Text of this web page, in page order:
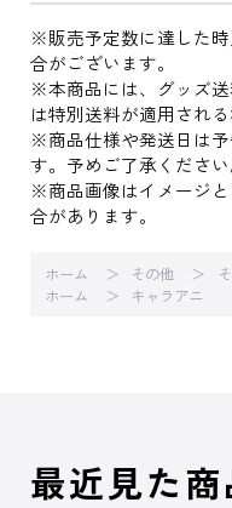
※販売予定数に達した
合がございます。
※本商品には、グッズ
は特別送料が適用される
※商品仕様や発送日は
す。予めご了承ください
※商品画像はイメージ
合があります。
ホーム その他
ホーム
キャラアニ
最近見た商